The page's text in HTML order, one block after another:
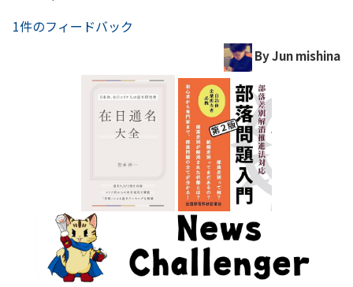
1件のフィードバック
By Jun mishina